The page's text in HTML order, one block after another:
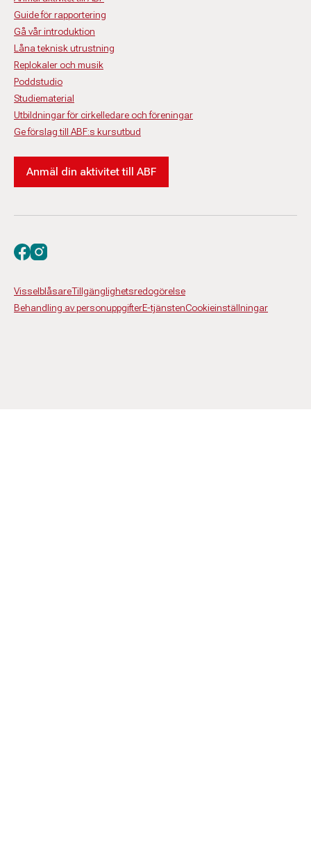
Guide för rapportering
Gå vår introduktion
Låna teknisk utrustning
Replokaler och musik
Poddstudio
Studiematerial
Utbildningar för cirkelledare och föreningar
Ge förslag till ABF:s kursutbud
Anmäl din aktivitet till ABF
VisselblåsareTillgänglighetsredogörelse
Behandling av personuppgifterE-tjänstenCookieinställningar
Besök oss på facebook
Besök oss på instagram